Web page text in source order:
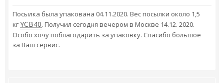
Посылка была упакована 04.11.2020. Вес посылки около 1,5
кгYCB40. Получил сегодня вечером в Москве 14.12. 2020.
Особо хочу поблагодарить за упаковку. Спасибо большое
за Ваш сервис.